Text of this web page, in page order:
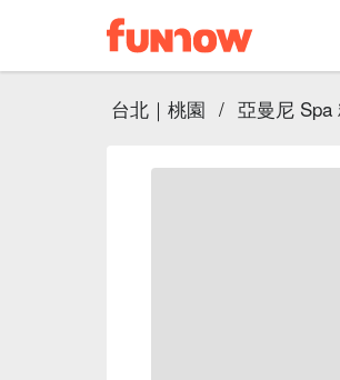
台北｜桃園 / 亞曼尼 Spa